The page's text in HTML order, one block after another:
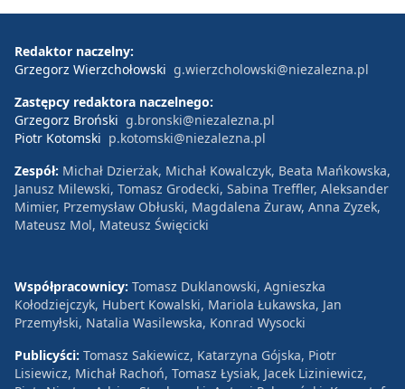
Redaktor naczelny:
Grzegorz Wierzchołowski g.wierzcholowski@niezalezna.pl
Zastępcy redaktora naczelnego:
Grzegorz Broński g.bronski@niezalezna.pl
Piotr Kotomski p.kotomski@niezalezna.pl
Zespół: Michał Dzierżak, Michał Kowalczyk, Beata Mańkowska,
Janusz Milewski, Tomasz Grodecki, Sabina Treffler, Aleksander
Mimier, Przemysław Obłuski, Magdalena Żuraw, Anna Zyzek,
Mateusz Mol, Mateusz Święcicki
Współpracownicy: Tomasz Duklanowski, Agnieszka
Kołodziejczyk, Hubert Kowalski, Mariola Łukawska, Jan
Przemyłski, Natalia Wasilewska, Konrad Wysocki
Publicyści: Tomasz Sakiewicz, Katarzyna Gójska, Piotr
Lisiewicz, Michał Rachoń, Tomasz Łysiak, Jacek Liziniewicz,